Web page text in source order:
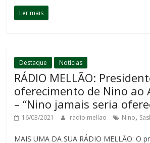
Ler mais
Destaque Notícias
RÁDIO MELLÃO:
oferecimento de Nino ao
– “Nino jamais seria
16/03/2021 radio.mellao Nino,
MAIS UMA DA SUA RÁDIO MELLÃO: O